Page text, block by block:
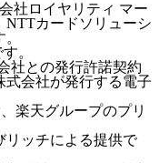
社ロイヤリティ マー
NTTカードソリューシ
。
社との発行許諾契約
式会社が発行する電子
楽天グループのプリ
ッチによる提供で